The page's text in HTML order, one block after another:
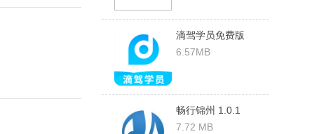
滴驾学员免费版
v1.0.9.0安卓版
6.57MB
畅行锦州 1.0.1
7.72 MB